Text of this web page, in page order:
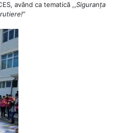
având ca tematică ,,Siguranța
”